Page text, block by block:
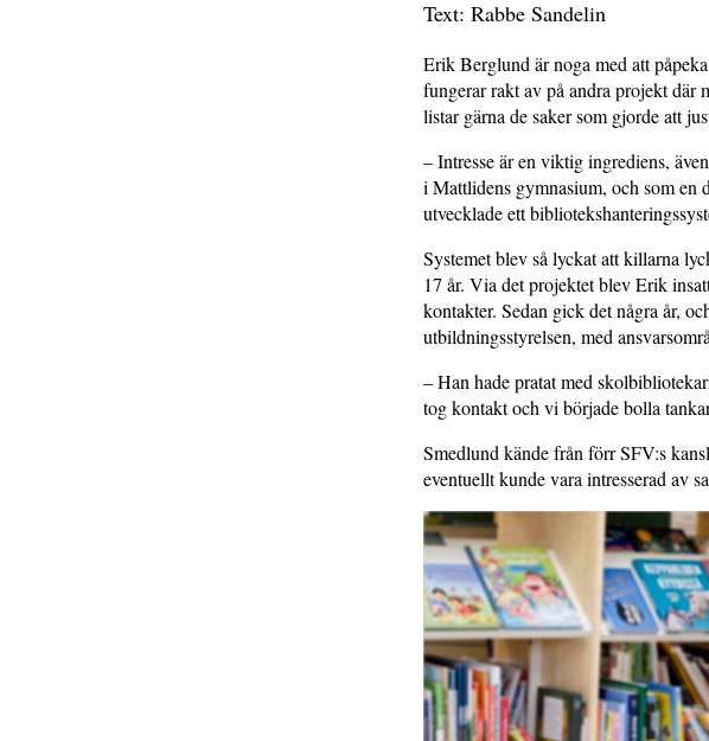
Text: Rabbe Sandelin
Erik Berglund är noga med att
fungerar rakt av på andra projekt där
listar gärna de saker som gjorde att
– Intresse är en viktig ingrediens,
i Matt­­lidens gymnasium, och som en
utvecklade ett
Systemet blev så lyckat att killarna
17 år. Via det projektet blev Erik
kontakter. Sedan gick det några år,
utbildningsstyrelsen, med
– Han hade pratat med
tog kontakt och vi började bolla
Smedlund kände från förr SFV:s
eventuellt kunde vara intresserad av